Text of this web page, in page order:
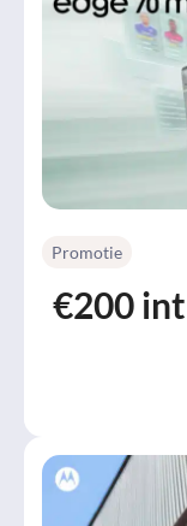
Promotie
€200